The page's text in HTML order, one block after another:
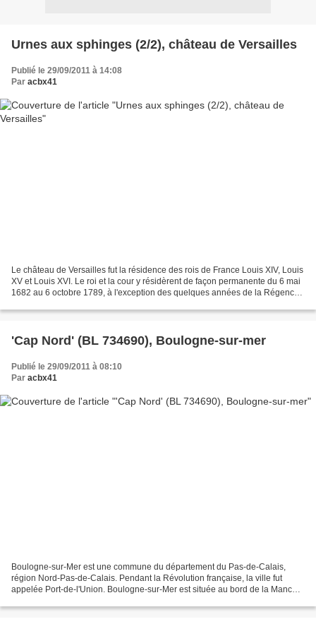
Urnes aux sphinges (2/2), château de Versailles
Publié le 29/09/2011 à 14:08
Par acbx41
Le château de Versailles fut la résidence des rois de France Louis XIV, Louis
XV et Louis XVI. Le roi et la cour y résidèrent de façon permanente du 6 mai
1682 au 6 octobre 1789, à l'exception des quelques années de la Régence.
'Cap Nord' (BL 734690), Boulogne-sur-mer
Publié le 29/09/2011 à 08:10
Par acbx41
Boulogne-sur-Mer est une commune du département du Pas-de-Calais,
région Nord-Pas-de-Calais. Pendant la Révolution française, la ville fut
appelée Port-de-l'Union. Boulogne-sur-Mer est située au bord de la Manche,